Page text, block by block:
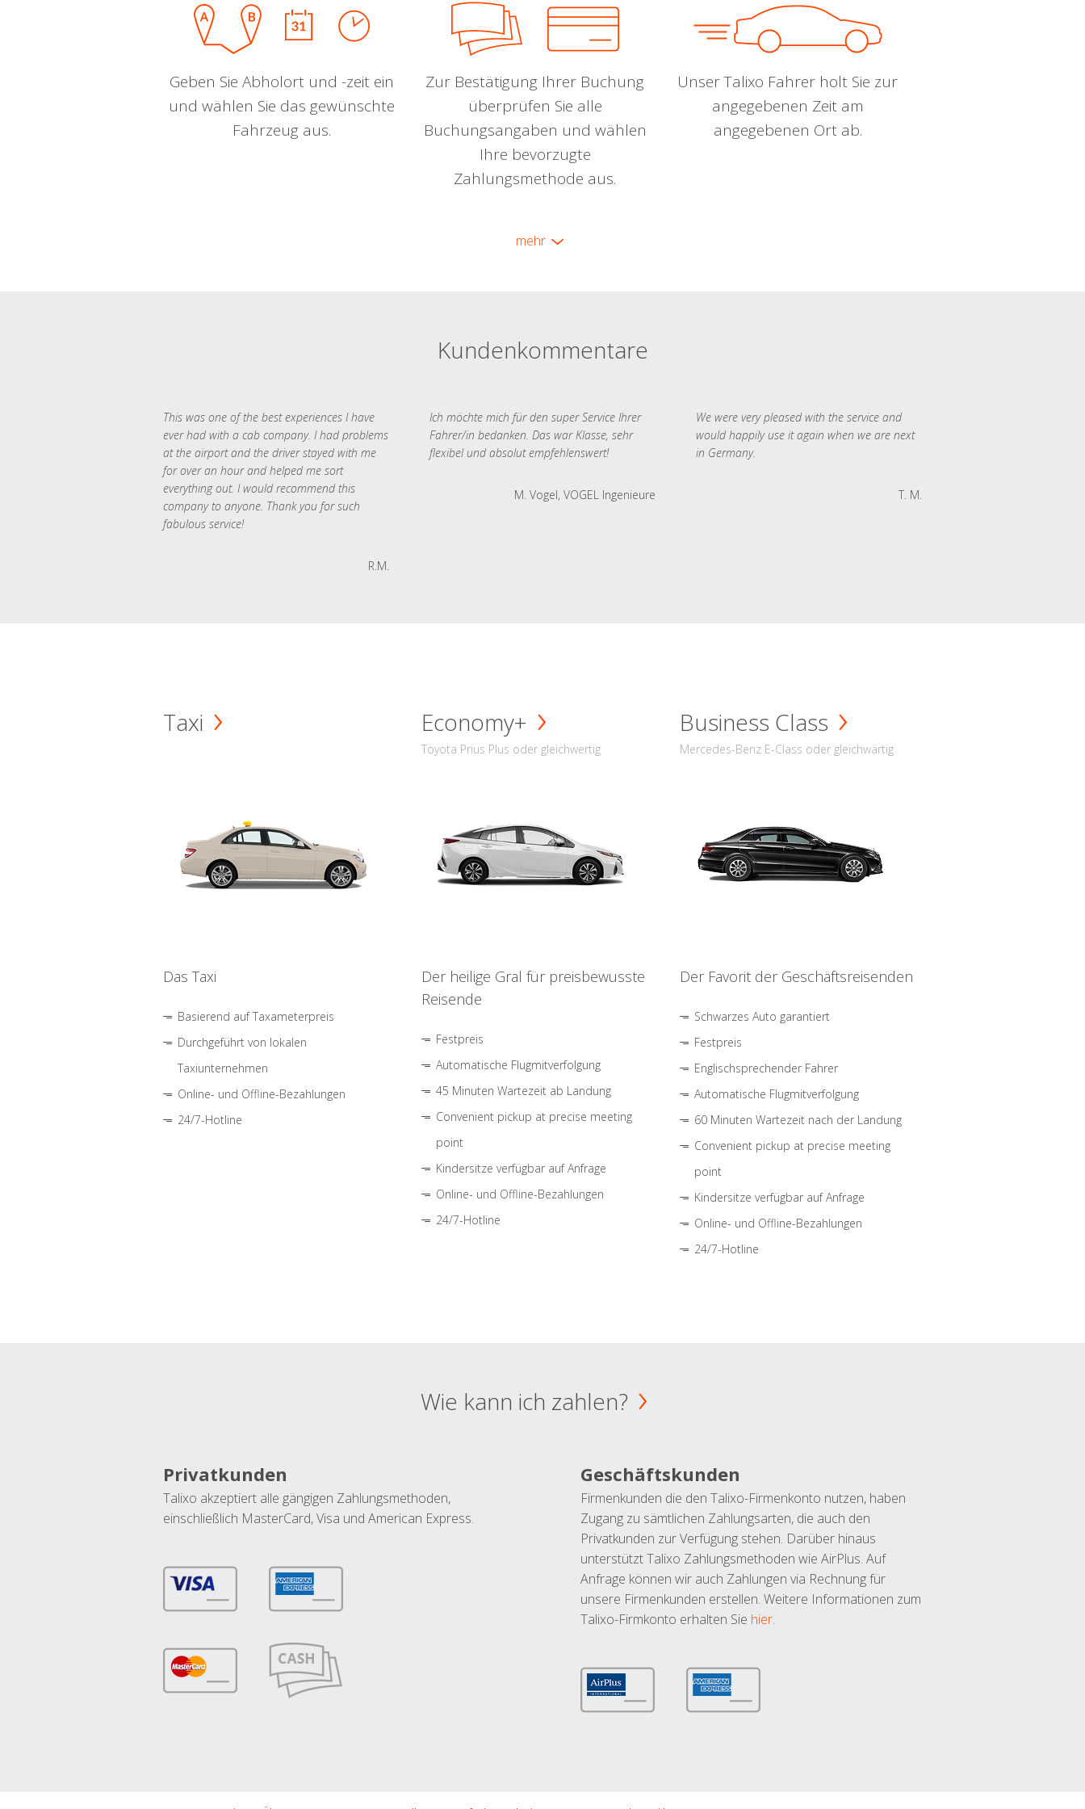
Geben Sie Abholort und -zeit ein
und wählen Sie das gewünschte
Fahrzeug aus.
Zur Bestätigung Ihrer Buchung
überprüfen Sie alle
Buchungsangaben und wählen
Ihre bevorzugte
Zahlungsmethode aus.
Unser Talixo Fahrer holt Sie zur
angegebenen Zeit am
angegebenen Ort ab.
mehr
Kundenkommentare
This was one of the best experiences I have
ever had with a cab company. I had problems
at the airport and the driver stayed with me
for over an hour and helped me sort
everything out. I would recommend this
company to anyone. Thank you for such
fabulous service!
R.M.
Ich möchte mich für den super Service Ihrer
Fahrer/in bedanken. Das war Klasse, sehr
flexibel und absolut empfehlenswert!
M. Vogel, VOGEL Ingenieure
We were very pleased with the service and
would happily use it again when we are next
in Germany.
T. M.
Taxi
Das Taxi
Basierend auf Taxameterpreis
Durchgeführt von lokalen
Taxiunternehmen
Online- und Offline-Bezahlungen
24/7-Hotline
Economy+
Toyota Prius Plus oder gleichwertig
Der heilige Gral für preisbewusste
Reisende
Festpreis
Automatische Flugmitverfolgung
45 Minuten Wartezeit ab Landung
Convenient pickup at precise meeting
point
Kindersitze verfügbar auf Anfrage
Online- und Offline-Bezahlungen
24/7-Hotline
Business Class
Mercedes-Benz E-Class oder gleichwärtig
Der Favorit der Geschäftsreisenden
Schwarzes Auto garantiert
Festpreis
Englischsprechender Fahrer
Automatische Flugmitverfolgung
60 Minuten Wartezeit nach der Landung
Convenient pickup at precise meeting
point
Kindersitze verfügbar auf Anfrage
Online- und Offline-Bezahlungen
24/7-Hotline
Wie kann ich zahlen?
Privatkunden
Talixo akzeptiert alle gängigen Zahlungsmethoden,
einschließlich MasterCard, Visa und American Express.
Geschäftskunden
Firmenkunden die den Talixo-Firmenkonto nutzen, haben
Zugang zu sämtlichen Zahlungsarten, die auch den
Privatkunden zur Verfügung stehen. Darüber hinaus
unterstützt Talixo Zahlungsmethoden wie AirPlus. Auf
Anfrage können wir auch Zahlungen via Rechnung für
unsere Firmenkunden erstellen. Weitere Informationen zum
Talixo-Firmkonto erhalten Sie hier.